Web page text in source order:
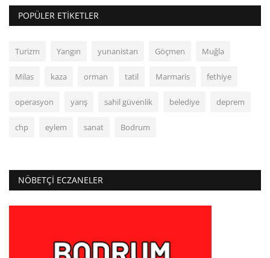
POPÜLER ETIKETLER
Turizm Yangın yunanistan Göçmen Muğla
Milas kaza orman tatil Marmaris fethiye
operasyon yarış sahil güvenlik belediye deprem
chp eylem sanat Bodrum
NÖBETÇI ECZANELER